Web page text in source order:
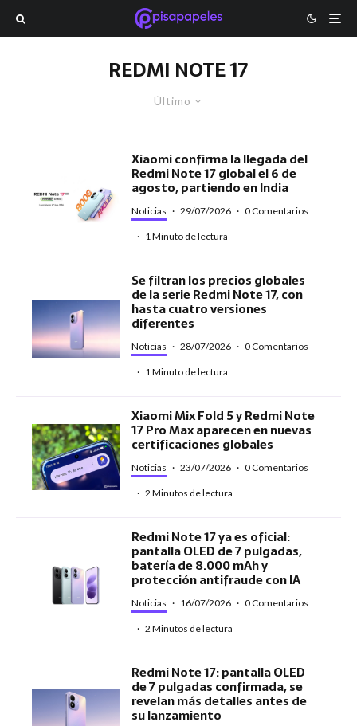
REDMI NOTE 17
Último
Xiaomi confirma la llegada del
Redmi Note 17 global el 6 de
agosto, partiendo en India
Noticias · 29/07/2026 · 0 Comentarios
· 1 Minuto de lectura
Se filtran los precios globales
de la serie Redmi Note 17, con
hasta cuatro versiones
diferentes
Noticias · 28/07/2026 · 0 Comentarios
· 1 Minuto de lectura
Xiaomi Mix Fold 5 y Redmi Note
17 Pro Max aparecen en nuevas
certificaciones globales
Noticias · 23/07/2026 · 0 Comentarios
· 2 Minutos de lectura
Redmi Note 17 ya es oficial:
pantalla OLED de 7 pulgadas,
batería de 8.000 mAh y
protección antifraude con IA
Noticias · 16/07/2026 · 0 Comentarios
· 2 Minutos de lectura
Redmi Note 17: pantalla OLED
de 7 pulgadas confirmada, se
revelan más detalles antes de
su lanzamiento